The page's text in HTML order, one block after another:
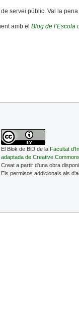
servei públic. Val la
amb el Blog de l’Escola
El Blok de BiD de la Facultat
adaptada de Creative
Creat a partir d'una obra
Els permisos addicionals als